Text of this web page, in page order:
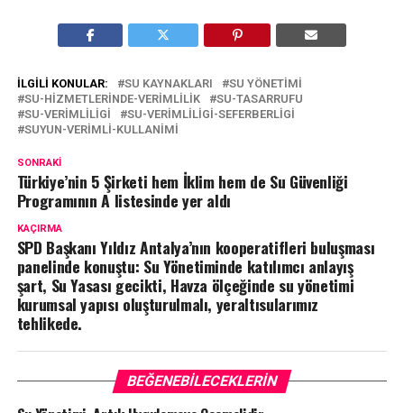
İLGILI KONULAR: SU KAYNAKLARI
SU YÖNETIMI
SU-HIZMETLERINDE-VERIMLILIK
SU-TASARRUFU
SU-VERIMLILIGI
SU-VERIMLILIGI-SEFERBERLIGI
SUYUN-VERIMLI-KULLANIMI
SONRAKI
Türkiye’nin 5 Şirketi hem İklim hem de Su Güvenliği
Programının A listesinde yer aldı
KAÇIRMA
SPD Başkanı Yıldız Antalya’nın kooperatifleri buluşması
panelinde konuştu: Su Yönetiminde katılımcı anlayış
şart, Su Yasası gecikti, Havza ölçeğinde su yönetimi
kurumsal yapısı oluşturulmalı, yeraltısularımız
tehlikede.
BEĞENEBILECEKLERIN